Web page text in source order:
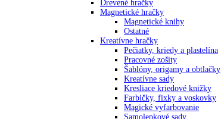
Drevené hračky
Magnetické hračky
Magnetické knihy
Ostatné
Kreatívne hračky
Pečiatky, kriedy a plastelína
Pracovné zošity
Šablóny, origamy a obtlačky
Kreatívne sady
Kresliace kriedové knižky
Farbičky, fixky a voskovky
Magické vyfarbovanie
Samolepkové sady